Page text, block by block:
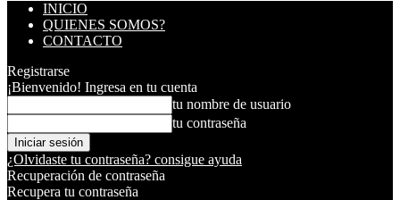
INICIO
QUIENES SOMOS?
CONTACTO
Registrarse
¡Bienvenido! Ingresa en tu cuenta
tu nombre de usuario
tu contraseña
¿Olvidaste tu contraseña? consigue ayuda
Recuperación de contraseña
Recupera tu contraseña